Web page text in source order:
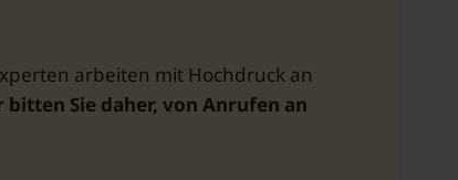
arbeiten mit Hochdruck an
bitten Sie daher, von Anrufen an